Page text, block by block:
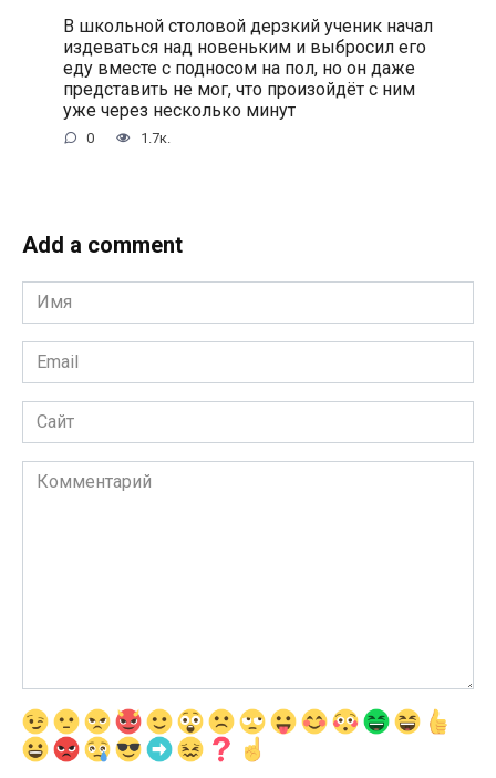
В школьной столовой дерзкий ученик начал
издеваться над новеньким и выбросил его
еду вместе с подносом на пол, но он даже
представить не мог, что произойдёт с ним
уже через несколько минут
0 1.7к.
Add a comment
Имя
*
Email
*
Сайт
Комментарий